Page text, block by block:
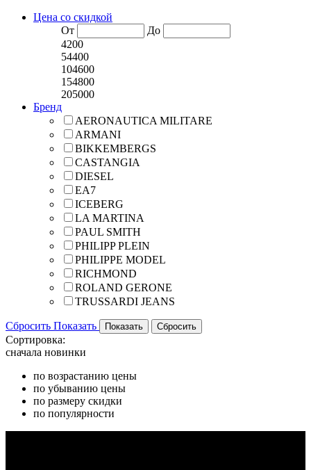
Цена со скидкой
От
До
4200
54400
104600
154800
205000
Бренд
AERONAUTICA MILITARE
ARMANI
BIKKEMBERGS
CASTANGIA
DIESEL
EA7
ICEBERG
LA MARTINA
PAUL SMITH
PHILIPP PLEIN
PHILIPPE MODEL
RICHMOND
ROLAND GERONE
TRUSSARDI JEANS
Сбросить Показать
Сортировка:
сначала новинки
по возрастанию цены
по убыванию цены
по размеру скидки
по популярности